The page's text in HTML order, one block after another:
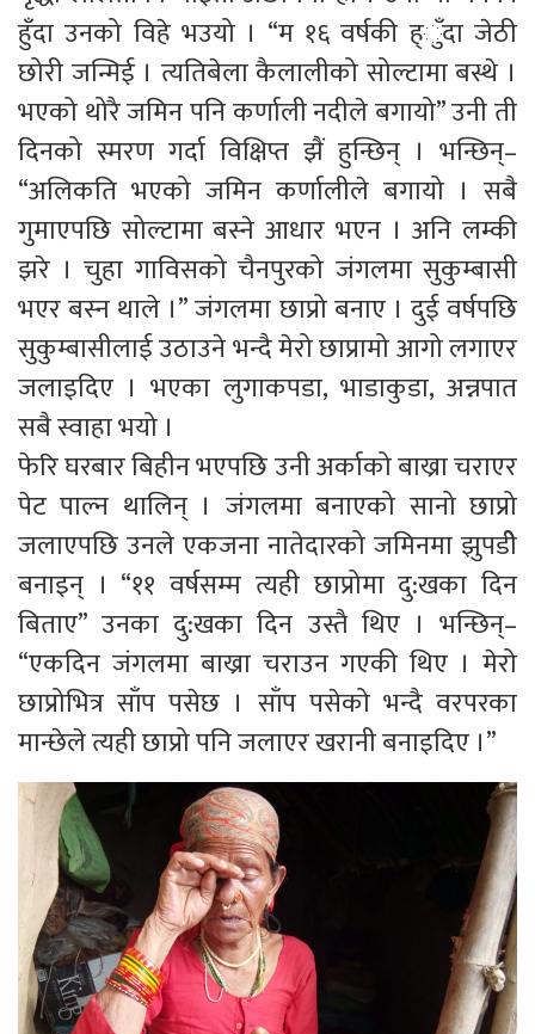
हुँदा उनको विहे भउयो । “म १६ वर्षकी ह्ुँदा जेठी
छोरी जन्मिई । त्यतिबेला कैलालीको सोल्टामा बस्थे ।
भएको थोरै जमिन पनि कर्णाली नदीले बगायो” उनी ती
दिनको स्मरण गर्दा विक्षिप्त झैं हुन्छिन् । भन्छिन्–
“अलिकति भएको जमिन कर्णालीले बगायो । सबै
गुमाएपछि सोल्टामा बस्ने आधार भएन । अनि लम्की
झरे । चुहा गाविसको चैनपुरको जंगलमा सुकुम्बासी
भएर बस्न थाले ।” जंगलमा छाप्रो बनाए । दुई वर्षपछि
सुकुम्बासीलाई उठाउने भन्दै मेरो छाप्रामो आगो लगाएर
जलाइदिए । भएका लुगाकपडा, भाडाकुडा, अन्नपात
सबै स्वाहा भयो ।
फेरि घरबार बिहीन भएपछि उनी अर्काको बाख्रा चराएर
पेट पाल्न थालिन् । जंगलमा बनाएको सानो छाप्रो
जलाएपछि उनले एकजना नातेदारको जमिनमा झुपडीे
बनाइन् । “११ वर्षसम्म त्यही छाप्रोमा दु:खका दिन
बिताए” उनका दु:खका दिन उस्तै थिए । भन्छिन्–
“एकदिन जंगलमा बाख्रा चराउन गएकी थिए । मेरो
छाप्रोभित्र साँप पसेछ । साँप पसेको भन्दै वरपरका
मान्छेले त्यही छाप्रो पनि जलाएर खरानी बनाइदिए ।”